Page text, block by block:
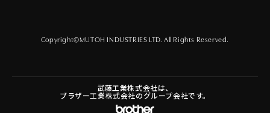
Copyright©MUTOH INDUSTRIES LTD. All Rights Reserved.
武藤工業株式会社は、
ブラザー工業株式会社のグループ会社です。